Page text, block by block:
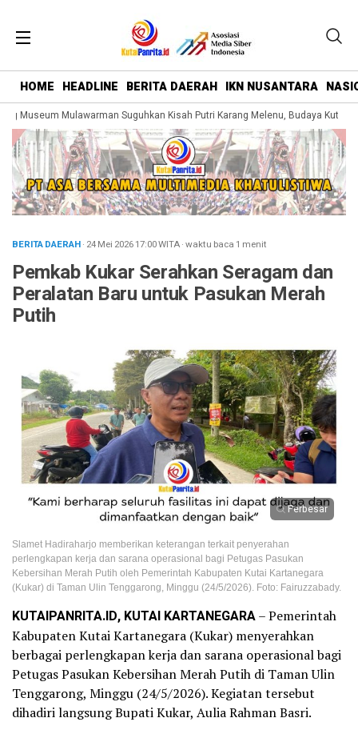
HOME HEADLINE BERITA DAERAH IKN NUSANTARA
Museum Mulawarman Suguhkan Kisah Putri Karang Melenu, Budaya Kutai
BERITA DAERAH· 24 Mei 202617:00WITA·waktu baca 1 menit
Pemkab Kukar Serahkan Seragam dan
Peralatan Baru untuk Pasukan Merah
Putih
Perbesar
Slamet Hadiraharjo memberikan keterangan terkait penyerahan
perlengkapan kerja dan sarana operasional bagi Petugas Pasukan
Kebersihan Merah Putih oleh Pemerintah Kabupaten Kutai Kartanegara
(Kukar) di Taman Ulin Tenggarong, Minggu (24/5/2026). Foto: Fairuzzabady.
KUTAIPANRITA.ID, KUTAI KARTANEGARA– Pemerintah
Kabupaten Kutai Kartanegara (Kukar) menyerahkan
berbagai perlengkapan kerja dan sarana operasional bagi
Petugas Pasukan Kebersihan Merah Putih di Taman Ulin
Tenggarong, Minggu (24/5/2026). Kegiatan tersebut
dihadiri langsung Bupati Kukar, Aulia Rahman Basri.